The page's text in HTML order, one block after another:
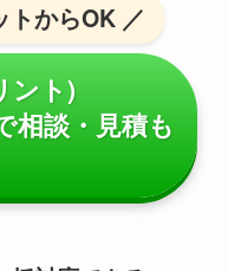
トからOK ／
ント)
相談・見積も